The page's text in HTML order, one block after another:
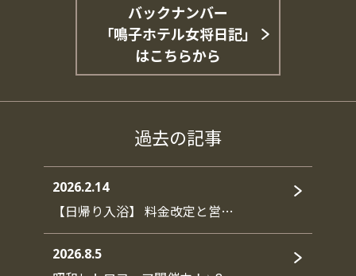
バックナンバー
「鳴子ホテル女将日記」
はこちらから
過去の記事
2026.2.14
【日帰り入浴】 料金改定と営…
2026.8.5